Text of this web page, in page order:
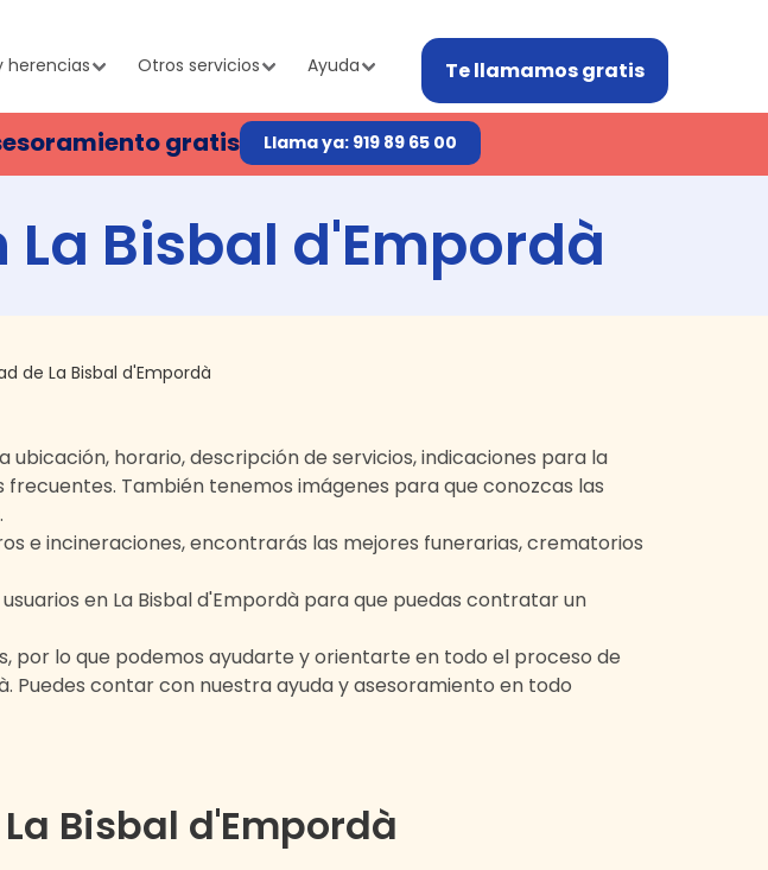
herencias Otros servicios Ayuda Te llamamos gratis
gratis Llama ya: 919 89 65 00
La Bisbal d'Empordà
de La Bisbal d'Empordà
ubicación, horario, descripción de servicios, indicaciones para la
También tenemos imágenes para que conozcas las
.
e incineraciones, encontrarás las mejores funerarias, crematorios
en La Bisbal d'Empordà para que puedas contratar un
por lo que podemos ayudarte y orientarte en todo el proceso de
. Puedes contar con nuestra ayuda y asesoramiento en todo
La Bisbal d'Empordà